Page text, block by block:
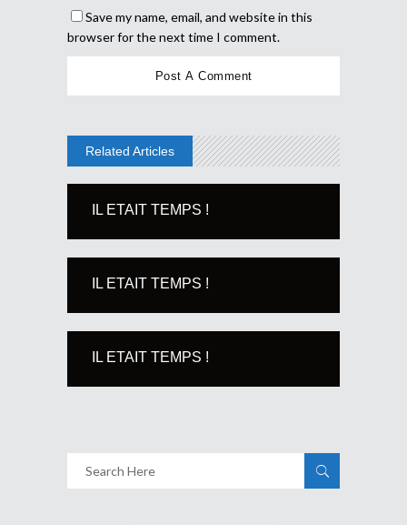
Save my name, email, and website in this
browser for the next time I comment.
Related Articles
IL ETAIT TEMPS !
IL ETAIT TEMPS !
IL ETAIT TEMPS !